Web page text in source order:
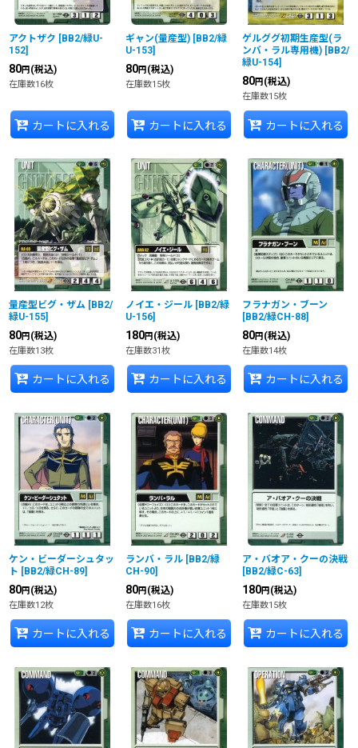
アクトザク [BB2/緑U-
152]
80円 (税込)
在庫数16枚
カートに入れる
ギャン(量産型) [BB2/緑
U-153]
80円 (税込)
在庫数15枚
カートに入れる
ゲルググ初期生産型(ラ
ンバ・ラル専用機) [BB2/
緑U-154]
80円 (税込)
在庫数15枚
カートに入れる
量産型ビグ・ザム [BB2/
緑U-155]
80円 (税込)
在庫数13枚
カートに入れる
ノイエ・ジール [BB2/緑
U-156]
180円 (税込)
在庫数31枚
カートに入れる
フラナガン・ブーン
[BB2/緑CH-88]
80円 (税込)
在庫数14枚
カートに入れる
ケン・ビーダーシュタッ
ト [BB2/緑CH-89]
80円 (税込)
在庫数12枚
カートに入れる
ランバ・ラル [BB2/緑
CH-90]
80円 (税込)
在庫数16枚
カートに入れる
ア・バオア・クーの決戦
[BB2/緑C-63]
180円 (税込)
在庫数15枚
カートに入れる